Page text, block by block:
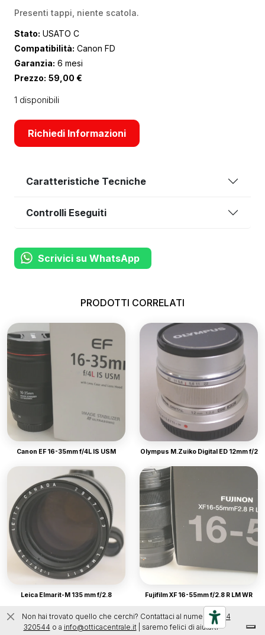
Presenti tappi, niente scatola.
Stato: USATO C
Compatibilità: Canon FD
Garanzia: 6 mesi
Prezzo: 59,00 €
1 disponibili
Richiedi Informazioni
Caratteristiche Tecniche
Controlli Eseguiti
Scrivici su WhatsApp
PRODOTTI CORRELATI
Canon EF 16-35mm f/4L IS USM Olympus M.Zuiko Digital ED 12mm f/2
Leica Elmarit-M 135 mm f/2.8 Fujifilm XF 16-55mm f/2.8 R LM WR
Non hai trovato quello che cerchi? Contattaci al numero0444
320544 o a info@otticacentrale.it| saremo felici di aiutarti